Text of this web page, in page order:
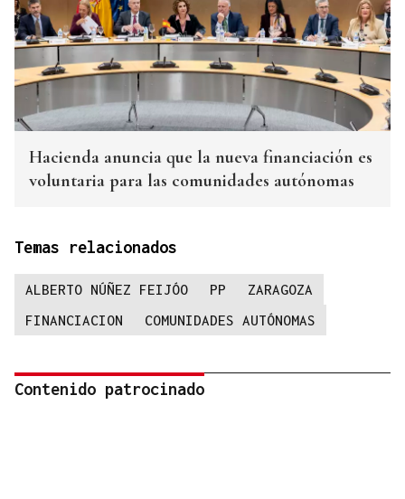
Hacienda anuncia que la nueva financiación es
voluntaria para las comunidades autónomas
Temas relacionados
ALBERTO NÚÑEZ FEIJÓO PP
ZARAGOZA
FINANCIACION
COMUNIDADES AUTÓNOMAS
Contenido patrocinado